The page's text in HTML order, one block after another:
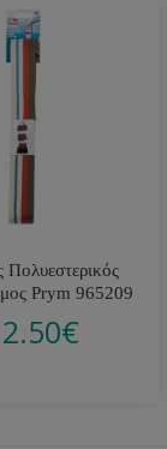
Πολυεστερικός
Prym 965209
€